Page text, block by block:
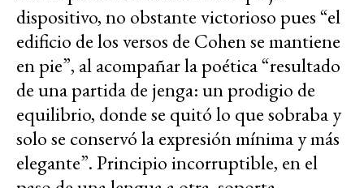
dispositivo, no obstante victorioso pues “el
edificio de los versos de Cohen se mantiene
en pie”, al acompañar la poética “resultado
de una partida de jenga: un prodigio de
equilibrio, donde se quitó lo que sobraba y
solo se conservó la expresión mínima y más
elegante”. Principio incorruptible, en el